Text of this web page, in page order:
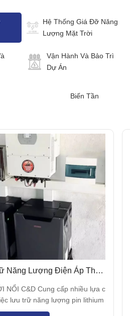
Hệ Thống Giá Đỡ Năng
Lượng Mặt Trời
Vận Hành Và Bảo Trì
Dự Án
Biến Tần
Hệ Thống Lưu Trữ Năng Lượng Điện Áp Thấp Dành Cho Nhà Ở
NỔI C&D Cung cấp nhiều lựa c
lưu trữ năng lượng pin lithium
nhà của bạn trở nên thân thiện v